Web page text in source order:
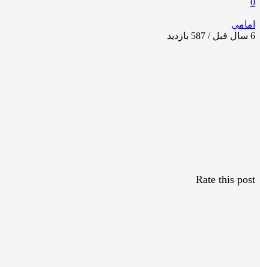
امامی
6 سال قبل / 587
بازدید
Rate this post